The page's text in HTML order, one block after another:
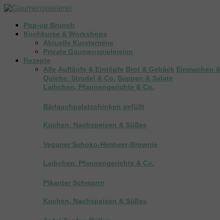
Pop-up Brunch
Kochkurse & Workshops
Aktuelle Kurstermine
Private Gaumenspielereien
Rezepte
Alle Aufläufe & Eintöpfe Brot & Gebäck Einmachen
Quiche, Strudel & Co. Suppen & Salate
Laibchen, Pfannengerichte & Co.
Bärlauchpalatschinken gefüllt
Kuchen, Nachspeisen & Süßes
Veganer Schoko-Himbeer-Brownie
Laibchen, Pfannengerichte & Co.
Pikanter Schmarrn
Kuchen, Nachspeisen & Süßes